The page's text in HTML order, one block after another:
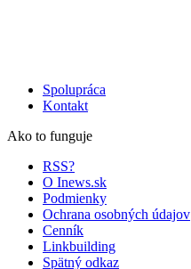
Spolupráca
Kontakt
Ako to funguje
RSS?
O Inews.sk
Podmienky
Ochrana osobných údajov
Cenník
Linkbuilding
Spätný odkaz